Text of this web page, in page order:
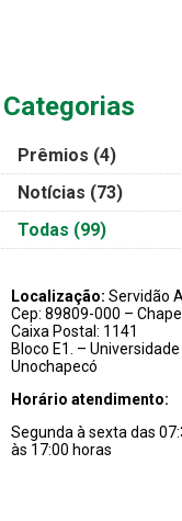
Categorias
Prêmios (4)
Notícias (73)
Todas (99)
Localização: Servidão
Cep: 89809-000 –
Caixa Postal: 1141
Bloco E1. –
Unochapecó
Horário atendimento:
Segunda à sexta das
às 17:00 horas